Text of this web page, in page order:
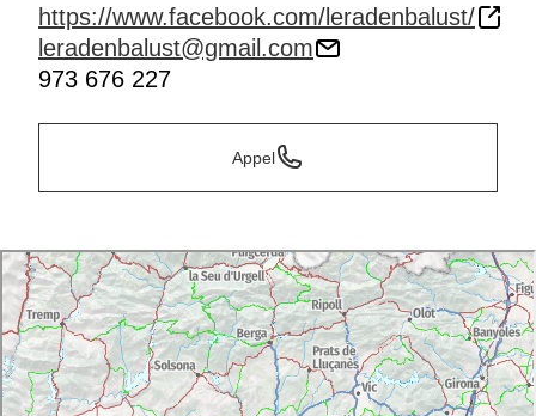
https://www.facebook.com/leradenbalust/
leradenbalust@gmail.com
973 676 227
Appel